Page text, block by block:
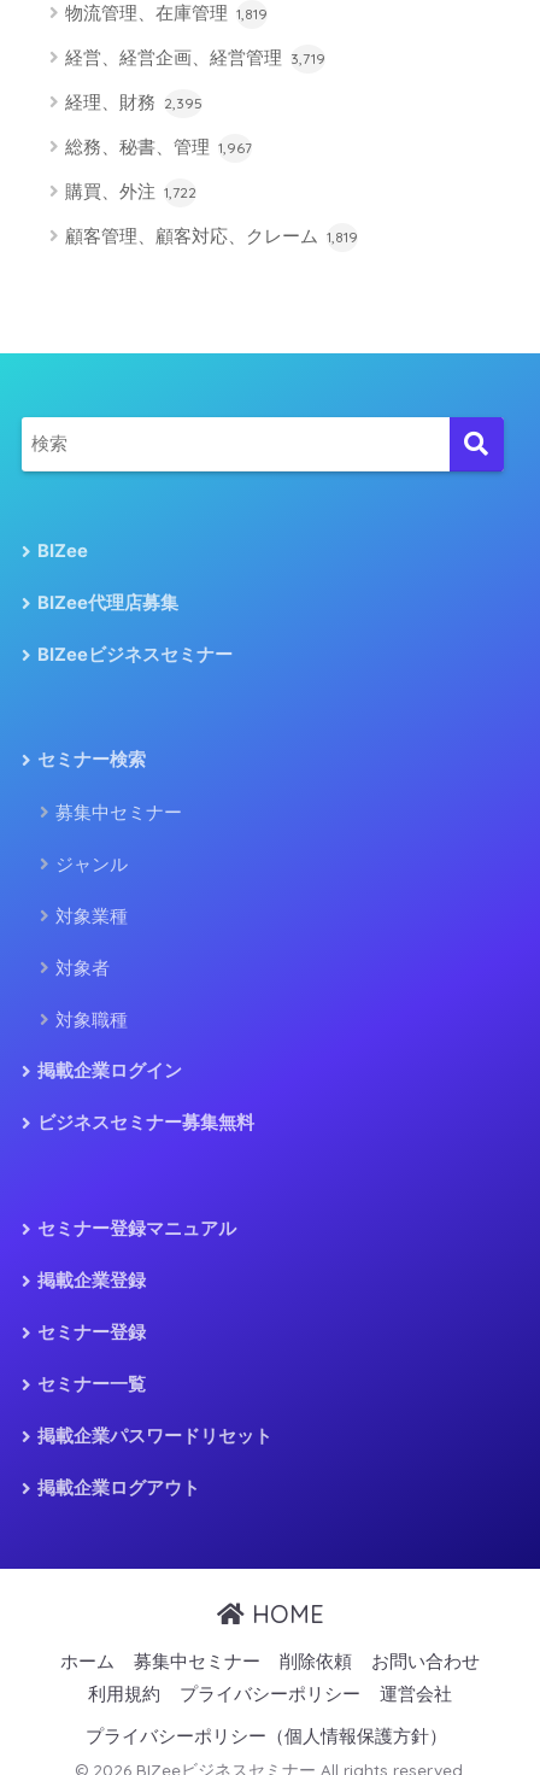
物流管理、在庫管理 1,819
経営、経営企画、経営管理 3,719
経理、財務 2,395
総務、秘書、管理 1,967
購買、外注 1,722
顧客管理、顧客対応、クレーム 1,819
BIZee
BIZee代理店募集
BIZeeビジネスセミナー
セミナー検索
募集中セミナー
ジャンル
対象業種
対象者
対象職種
掲載企業ログイン
ビジネスセミナー募集無料
セミナー登録マニュアル
掲載企業登録
セミナー登録
セミナー一覧
掲載企業パスワードリセット
掲載企業ログアウト
HOME
ホーム 募集中セミナー 削除依頼
お問い合わせ
利用規約
プライバシーポリシー
運営会社
プライバシーポリシー（個人情報保護方針）
© 2026 BIZeeビジネスセミナー All rights reserved.